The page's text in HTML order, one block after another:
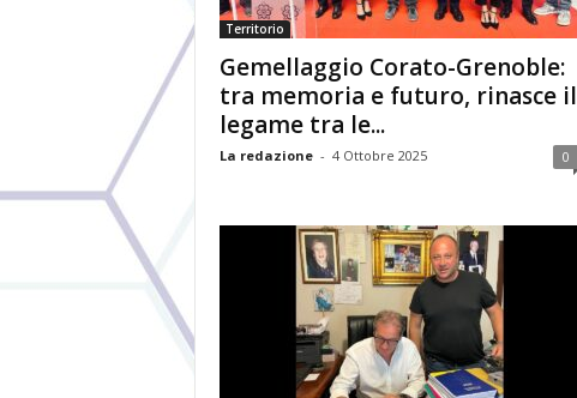
Territorio
Gemellaggio Corato-Grenoble:
tra memoria e futuro, rinasce il
legame tra le...
La redazione - 4 Ottobre 2025 0